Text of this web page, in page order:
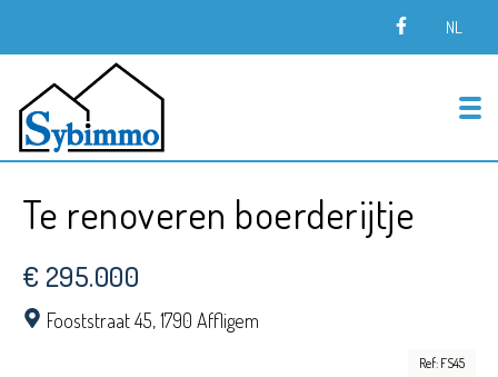
NL
Te renoveren boerderijtje
€ 295.000
Fooststraat 45,1790 Affligem
Ref: FS45